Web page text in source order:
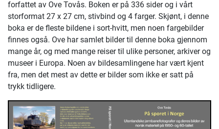
forfattet av Ove Tovås. Boken er på 336 sider og i vårt
storformat 27 x 27 cm, stivbind og 4 farger. Skjønt, i denne
boka er de fleste bildene i sort-hvitt, men noen fargebilder
finnes også. Ove har samlet bilder til denne boka gjennom
mange år, og med mange reiser til ulike personer, arkiver og
museer i Europa. Noen av bildesamlingene har vært kjent
fra, men det mest av dette er bilder som ikke er satt på
trykk tidligere.